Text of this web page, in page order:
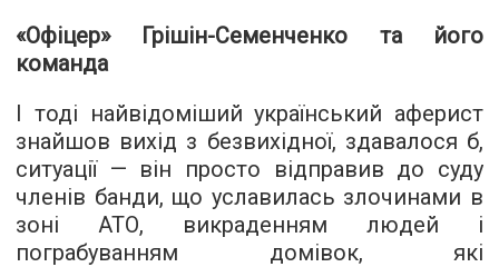
«Офіцер» Грішін-Семенченко та його
команда
І тоді найвідоміший український аферист
знайшов вихід з безвихідної, здавалося б,
ситуації — він просто відправив до суду
членів банди, що уславилась злочинами в
зоні АТО, викраденням людей і
пограбуванням домівок, які